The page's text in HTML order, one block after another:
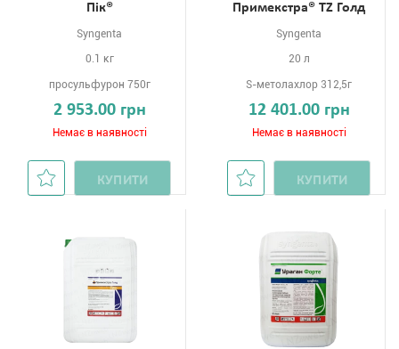
Пік®
Syngenta
0.1 кг
просульфурон 750г
2 953.00 грн
Немає в наявності
КУПИТИ
Примекстра® TZ Голд
Syngenta
20 л
S-метолахлор 312,5г
12 401.00 грн
Немає в наявності
КУПИТИ